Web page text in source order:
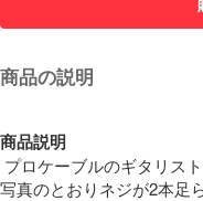
商品の説明
商品説明
プロケーブルのギタリス
写真のとおりネジが2本足